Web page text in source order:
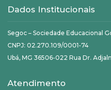
Dados Institucionais
Segoc – Sociedade Educacional
CNPJ: 02.270.109/0001-74
Ubá, MG 36506-022 Rua Dr.
Atendimento